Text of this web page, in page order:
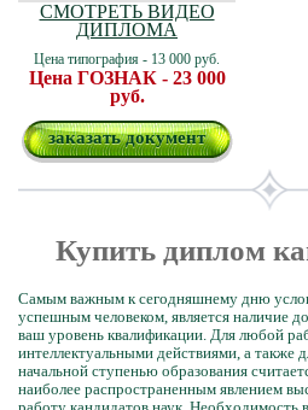
СМОТРЕТЬ ВИДЕО
ДИПЛОМА
Цена типография - 13 000 руб.
Цена ГОЗНАК - 23 000
руб.
заказать документ
Купить диплом
Самым важным к сегодняшнему дню
успешным человеком, является наличие
ваш уровень квалификации. Для любой
интеллектуальными действиями, а также
начальной ступенью образования
наиболее распространенным явлением